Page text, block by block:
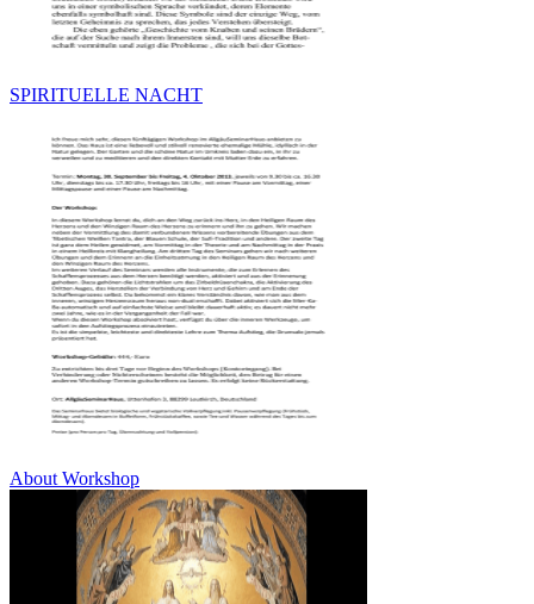
SPIRITUELLE NACHT
About Workshop